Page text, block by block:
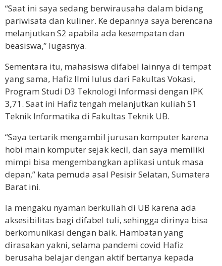
“Saat ini saya sedang berwirausaha dalam bidang
pariwisata dan kuliner. Ke depannya saya berencana
melanjutkan S2 apabila ada kesempatan dan
beasiswa,” lugasnya.
Sementara itu, mahasiswa difabel lainnya di tempat
yang sama, Hafiz Ilmi lulus dari Fakultas Vokasi,
Program Studi D3 Teknologi Informasi dengan IPK
3,71. Saat ini Hafiz tengah melanjutkan kuliah S1
Teknik Informatika di Fakultas Teknik UB.
“Saya tertarik mengambil jurusan komputer karena
hobi main komputer sejak kecil, dan saya memiliki
mimpi bisa mengembangkan aplikasi untuk masa
depan,” kata pemuda asal Pesisir Selatan, Sumatera
Barat ini.
Ia mengaku nyaman berkuliah di UB karena ada
aksesibilitas bagi difabel tuli, sehingga dirinya bisa
berkomunikasi dengan baik. Hambatan yang
dirasakan yakni, selama pandemi covid Hafiz
berusaha belajar dengan aktif bertanya kepada